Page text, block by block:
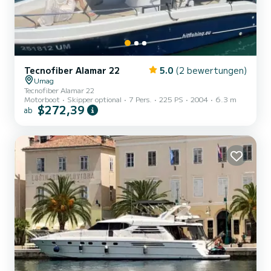
Tecnofiber Alamar 22 5.0 (2 bewertungen)
Umag
Tecnofiber Alamar 22
Motorboot
Skipper optional 7 Pers. 225 PS 2004 6.3 m
ab $272,39